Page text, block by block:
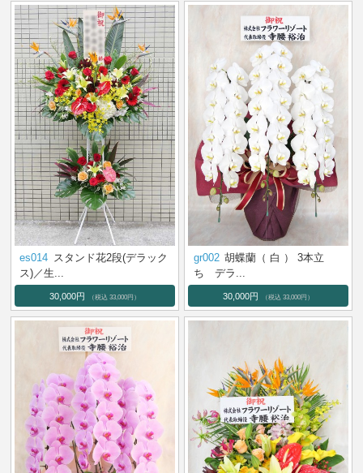
es014 スタンド花2段(デラック
ス)／生...
30,000円 （税込 33,000円）
gr002 胡蝶蘭（ 白 ） 3本立
ち デラ...
30,000円 （税込 33,000円）